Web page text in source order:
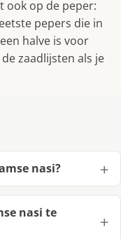
ook op de peper:
pepers die in
halve is voor
zaadlijsten als je
nasi?
nasi te